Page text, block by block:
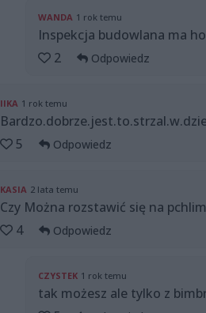
WANDA 1 rok temu
Inspekcja budowlana ma
2
Odpowiedz
IIKA 1 rok temu
5
Odpowiedz
KASIA 2 lata temu
Czy Można rozstawić się na
4
Odpowiedz
CZYSTEK 1 rok temu
tak możesz ale tylko z